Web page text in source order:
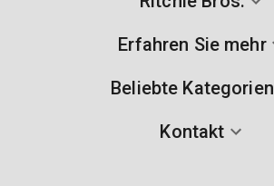
Erfahren Sie mehr
Beliebte Kategorien
Kontakt